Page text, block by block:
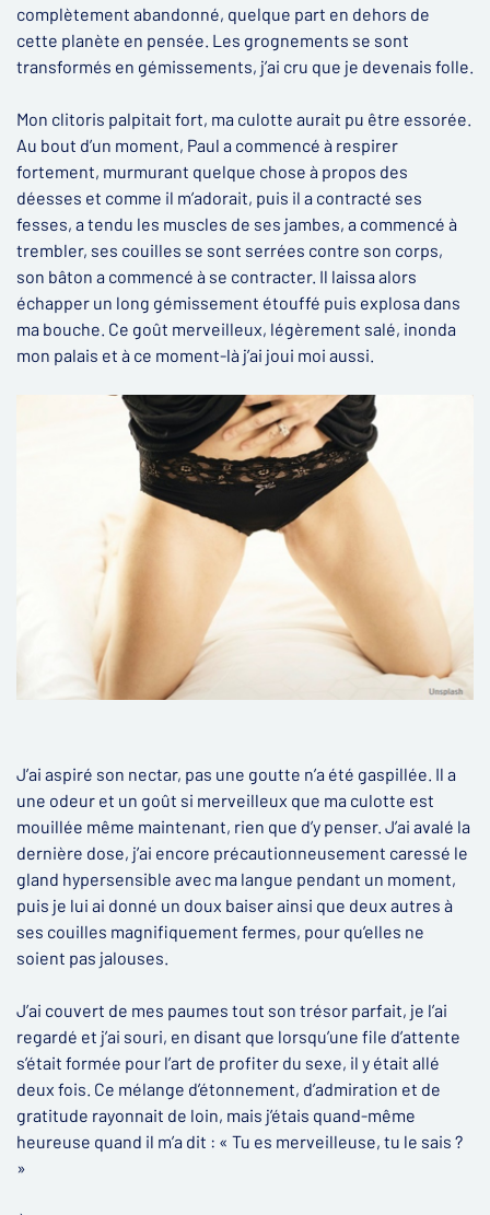
complètement abandonné, quelque part en dehors de
cette planète en pensée. Les grognements se sont
transformés en gémissements, j’ai cru que je devenais folle.
Mon clitoris palpitait fort, ma culotte aurait pu être essorée.
Au bout d’un moment, Paul a commencé à respirer
fortement, murmurant quelque chose à propos des
déesses et comme il m’adorait, puis il a contracté ses
fesses, a tendu les muscles de ses jambes, a commencé à
trembler, ses couilles se sont serrées contre son corps,
son bâton a commencé à se contracter. Il laissa alors
échapper un long gémissement étouffé puis explosa dans
ma bouche. Ce goût merveilleux, légèrement salé, inonda
mon palais et à ce moment-là j’ai joui moi aussi.
J’ai aspiré son nectar, pas une goutte n’a été gaspillée. Il a
une odeur et un goût si merveilleux que ma culotte est
mouillée même maintenant, rien que d’y penser. J’ai avalé la
dernière dose, j’ai encore précautionneusement caressé le
gland hypersensible avec ma langue pendant un moment,
puis je lui ai donné un doux baiser ainsi que deux autres à
ses couilles magnifiquement fermes, pour qu’elles ne
soient pas jalouses.
J’ai couvert de mes paumes tout son trésor parfait, je l’ai
regardé et j’ai souri, en disant que lorsqu’une file d’attente
s’était formée pour l’art de profiter du sexe, il y était allé
deux fois. Ce mélange d’étonnement, d’admiration et de
gratitude rayonnait de loin, mais j’étais quand-même
heureuse quand il m’a dit : « Tu es merveilleuse, tu le sais ?
»